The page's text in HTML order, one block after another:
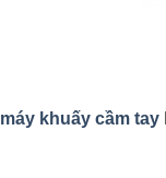
máy khuấy cầm tay